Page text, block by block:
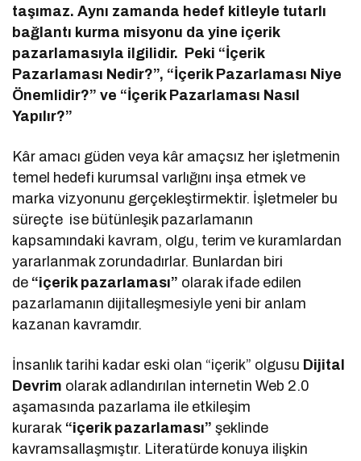
taşımaz. Aynı zamanda hedef kitleyle tutarlı
bağlantı kurma misyonu da yine içerik
pazarlamasıyla ilgilidir. Peki “İçerik
Pazarlaması Nedir?”, “İçerik Pazarlaması Niye
Önemlidir?” ve “İçerik Pazarlaması Nasıl
Yapılır?”
Kâr amacı güden veya kâr amaçsız her işletmenin
temel hedefi kurumsal varlığını inşa etmek ve
marka vizyonunu gerçekleştirmektir. İşletmeler bu
süreçte ise bütünleşik pazarlamanın
kapsamındaki kavram, olgu, terim ve kuramlardan
yararlanmak zorundadırlar. Bunlardan biri
de “içerik pazarlaması” olarak ifade edilen
pazarlamanın dijitalleşmesiyle yeni bir anlam
kazanan kavramdır.
İnsanlık tarihi kadar eski olan “içerik” olgusu Dijital
Devrim olarak adlandırılan internetin Web 2.0
aşamasında pazarlama ile etkileşim
kurarak “içerik pazarlaması” şeklinde
kavramsallaşmıştır. Literatürde konuya ilişkin